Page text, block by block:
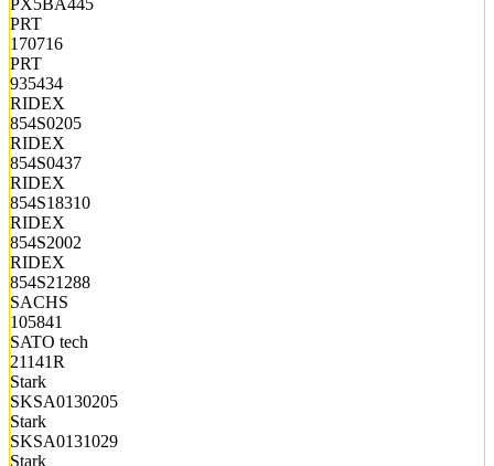
PRT
170716
PRT
935434
RIDEX
854S0205
RIDEX
854S0437
RIDEX
854S18310
RIDEX
854S2002
RIDEX
854S21288
SACHS
105841
SATO tech
21141R
Stark
SKSA0130205
Stark
SKSA0131029
Stark